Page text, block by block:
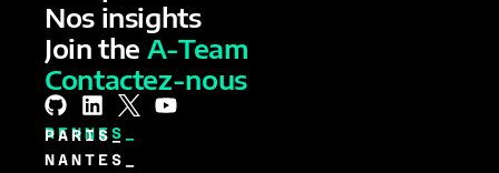
Nos insights
Join the A-Team
Contactez-nous
RENNES_
PARIS_
NANTES_